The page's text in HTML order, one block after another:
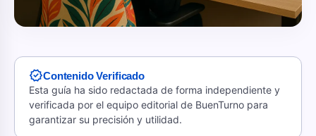
verifiedContenido Verificado
Esta guía ha sido redactada de forma independiente y
verificada por el equipo editorial de BuenTurno para
garantizar su precisión y utilidad.